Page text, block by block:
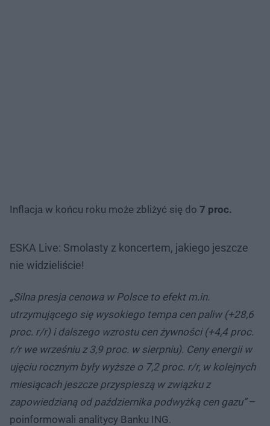
Inflacja w końcu roku może zbliżyć się do 7 proc.
ESKA Live: Smolasty z koncertem, jakiego jeszcze
nie widzieliście!
„Silna presja cenowa w Polsce to efekt m.in.
utrzymującego się wysokiego tempa cen paliw (+28,6
proc. r/r) i dalszego wzrostu cen żywności (+4,4 proc.
r/r we wrześniu z 3,9 proc. w sierpniu). Ceny energii w
ujęciu rocznym były wyższe o 7,2 proc. r/r, w kolejnych
miesiącach jeszcze przyspieszą w związku z
zapowiedzianą od października podwyżką cen gazu”–
poinformowali analitycy Banku ING.